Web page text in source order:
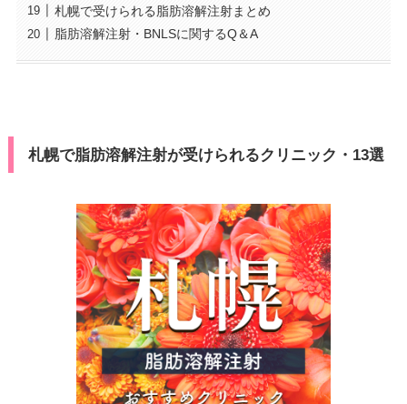
札幌で受けられる脂肪溶解注射まとめ
脂肪溶解注射・BNLSに関するQ＆A
札幌で脂肪溶解注射が受けられるクリニック・13選